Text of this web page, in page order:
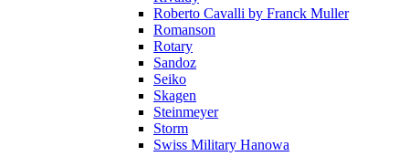
Roberto Cavalli by Franck Muller
Romanson
Rotary
Sandoz
Seiko
Skagen
Steinmeyer
Storm
Swiss Military Hanowa